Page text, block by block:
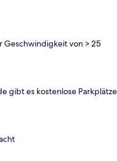
Geschwindigkeit von > 25
gibt es kostenlose Parkplätze